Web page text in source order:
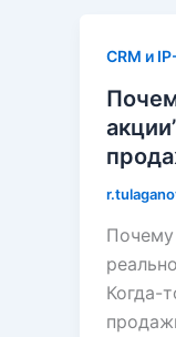
CRM и
Почему
Когда-